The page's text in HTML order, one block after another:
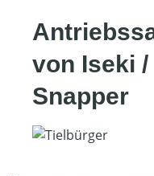
von Iseki
Snapper